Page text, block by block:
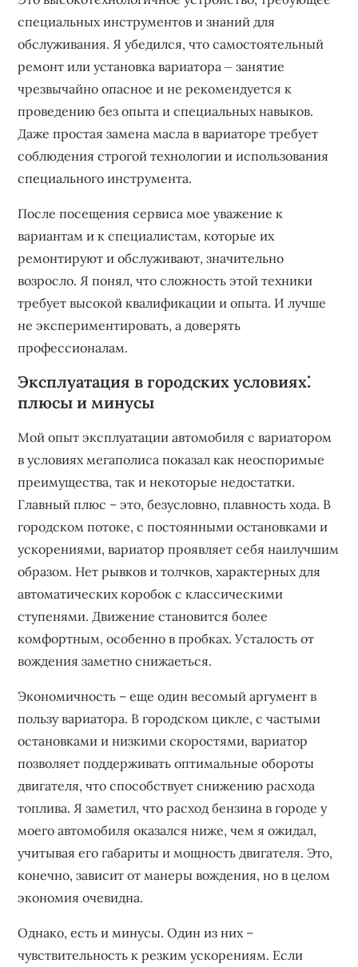
специальных инструментов и знаний для
обслуживания. Я убедился, что самостоятельный
ремонт или установка вариатора ⏤ занятие
чрезвычайно опасное и не рекомендуется к
проведению без опыта и специальных навыков.
Даже простая замена масла в вариаторе требует
соблюдения строгой технологии и использования
специального инструмента.
После посещения сервиса мое уважение к
вариантам и к специалистам, которые их
ремонтируют и обслуживают, значительно
возросло. Я понял, что сложность этой техники
требует высокой квалификации и опыта. И лучше
не экспериментировать, а доверять
профессионалам.
Эксплуатация в городских условиях⁚
плюсы и минусы
Мой опыт эксплуатации автомобиля с вариатором
в условиях мегаполиса показал как неоспоримые
преимущества, так и некоторые недостатки.
Главный плюс – это, безусловно, плавность хода. В
городском потоке, с постоянными остановками и
ускорениями, вариатор проявляет себя наилучшим
образом. Нет рывков и толчков, характерных для
автоматических коробок с классическими
ступенями. Движение становится более
комфортным, особенно в пробках. Усталость от
вождения заметно снижаеться.
Экономичность – еще один весомый аргумент в
пользу вариатора. В городском цикле, с частыми
остановками и низкими скоростями, вариатор
позволяет поддерживать оптимальные обороты
двигателя, что способствует снижению расхода
топлива. Я заметил, что расход бензина в городе у
моего автомобиля оказался ниже, чем я ожидал,
учитывая его габариты и мощность двигателя. Это,
конечно, зависит от манеры вождения, но в целом
экономия очевидна.
Однако, есть и минусы. Один из них –
чувствительность к резким ускорениям. Если